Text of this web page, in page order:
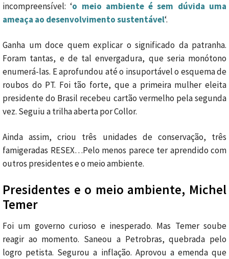
incompreensível: ‘o meio ambiente é sem dúvida uma
ameaça ao desenvolvimento sustentável‘.
Ganha um doce quem explicar o significado da patranha.
Foram tantas, e de tal envergadura, que seria monótono
enumerá-las. E aprofundou até o insuportável o esquema de
roubos do PT. Foi tão forte, que a primeira mulher eleita
presidente do Brasil recebeu cartão vermelho pela segunda
vez. Seguiu a trilha aberta por Collor.
Ainda assim, criou três unidades de conservação, três
famigeradas RESEX…Pelo menos parece ter aprendido com
outros presidentes e o meio ambiente.
Presidentes e o meio ambiente, Michel
Temer
Foi um governo curioso e inesperado. Mas Temer soube
reagir ao momento. Saneou a Petrobras, quebrada pelo
logro petista. Segurou a inflação. Aprovou a emenda que